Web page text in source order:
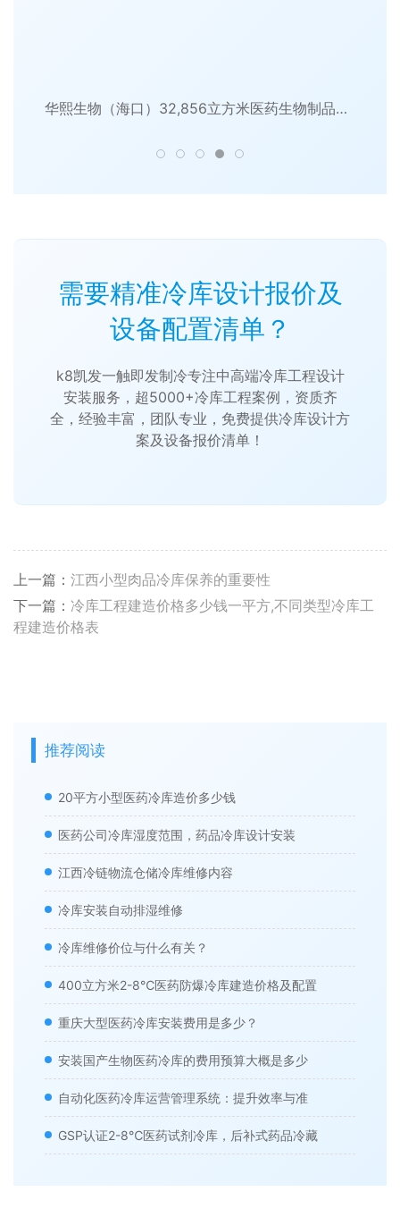
华熙生物（海口）32,856立方米医药生物制品高标准冷库工程
需要精准冷库设计报价及
设备配置清单？
k8凯发一触即发制冷专注中高端冷库工程设计
安装服务，超5000+冷库工程案例，资质齐
全，经验丰富，团队专业，免费提供冷库设计方
案及设备报价清单！
上一篇： 江西小型肉品冷库保养的重要性
下一篇： 冷库工程建造价格多少钱一平方,不同类型冷库工
程建造价格表
推荐阅读
20平方小型医药冷库造价多少钱
医药公司冷库湿度范围，药品冷库设计安装
江西冷链物流仓储冷库维修内容
冷库安装自动排湿维修
冷库维修价位与什么有关？
400立方米2-8℃医药防爆冷库建造价格及配置
重庆大型医药冷库安装费用是多少？
安装国产生物医药冷库的费用预算大概是多少
自动化医药冷库运营管理系统：提升效率与准
GSP认证2-8℃医药试剂冷库，后补式药品冷藏